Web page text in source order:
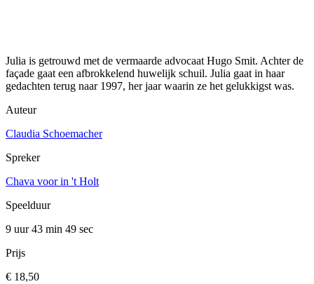
Julia is getrouwd met de vermaarde advocaat Hugo Smit. Achter de
façade gaat een afbrokkelend huwelijk schuil. Julia gaat in haar
gedachten terug naar 1997, her jaar waarin ze het gelukkigst was.
Auteur
Claudia Schoemacher
Spreker
Chava voor in 't Holt
Speelduur
9 uur 43 min 49 sec
Prijs
€ 18,50